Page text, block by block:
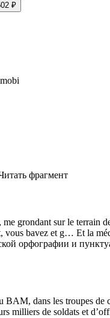
₽
фрагмент
me grondant sur le
bavez et g… Et la
орфографии и
BAM, dans les troupes de
milliers de soldats et